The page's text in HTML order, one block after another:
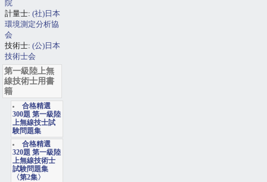
院
計量士: (社)日本
環境測定分析協
会
技術士: (公)日本
技術士会
第一級陸上無
線技術士用書
籍
合格精選
300題 第一級陸
上無線技士試
験問題集
合格精選
320題 第一級陸
上無線技術士
試験問題集
〈第2集〉